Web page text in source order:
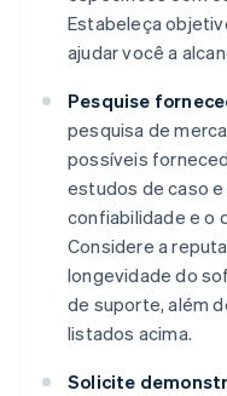
Estabeleça
ajudar você a
Pesquise
pesquisa de
possíveis
estudos de caso
confiabilidade e o
Considere a
longevidade do
de suporte, além
listados acima.
Solicite